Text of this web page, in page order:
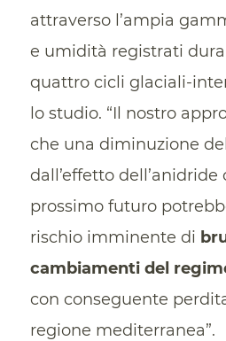
attraverso l’ampia
e umidità registrati
quattro cicli glaciali-
lo studio. “Il nostro
che una diminuzione
dall’effetto dell’anidride
prossimo futuro
rischio imminente di
cambiamenti del
con conseguente
regione mediterranea”.